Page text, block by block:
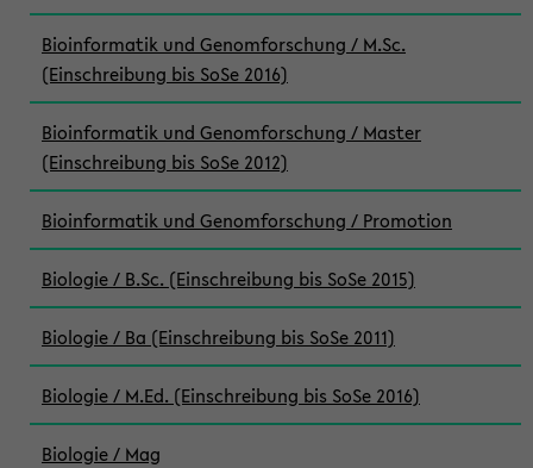
Bioinformatik und Genomforschung / M.Sc.
(Einschreibung bis SoSe 2016)
Bioinformatik und Genomforschung / Master
(Einschreibung bis SoSe 2012)
Bioinformatik und Genomforschung / Promotion
Biologie / B.Sc. (Einschreibung bis SoSe 2015)
Biologie / Ba (Einschreibung bis SoSe 2011)
Biologie / M.Ed. (Einschreibung bis SoSe 2016)
Biologie / Mag